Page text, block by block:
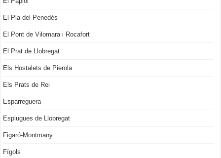
El Pla del Penedès
El Pont de Vilomara i Rocafort
El Prat de Llobregat
Els Hostalets de Pierola
Els Prats de Rei
Esparreguera
Esplugues de Llobregat
Figaró-Montmany
Fígols